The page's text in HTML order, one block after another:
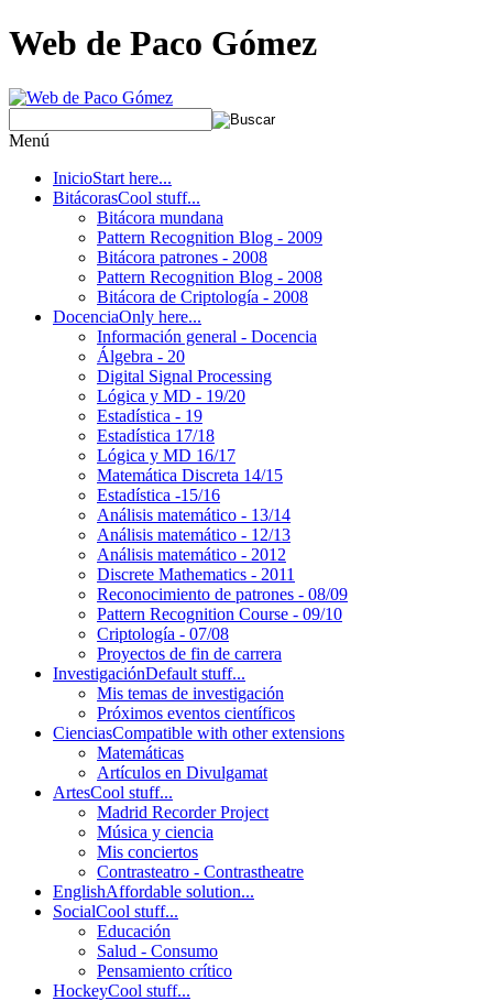
Web de Paco Gómez
Menú
InicioStart here...
BitácorasCool stuff...
Bitácora mundana
Pattern Recognition Blog - 2009
Bitácora patrones - 2008
Pattern Recognition Blog - 2008
Bitácora de Criptología - 2008
DocenciaOnly here...
Información general - Docencia
Álgebra - 20
Digital Signal Processing
Lógica y MD - 19/20
Estadística - 19
Estadística 17/18
Lógica y MD 16/17
Matemática Discreta 14/15
Estadística -15/16
Análisis matemático - 13/14
Análisis matemático - 12/13
Análisis matemático - 2012
Discrete Mathematics - 2011
Reconocimiento de patrones - 08/09
Pattern Recognition Course - 09/10
Criptología - 07/08
Proyectos de fin de carrera
InvestigaciónDefault stuff...
Mis temas de investigación
Próximos eventos científicos
CienciasCompatible with other extensions
Matemáticas
Artículos en Divulgamat
ArtesCool stuff...
Madrid Recorder Project
Música y ciencia
Mis conciertos
Contrasteatro - Contrastheatre
EnglishAffordable solution...
SocialCool stuff...
Educación
Salud - Consumo
Pensamiento crítico
HockeyCool stuff...